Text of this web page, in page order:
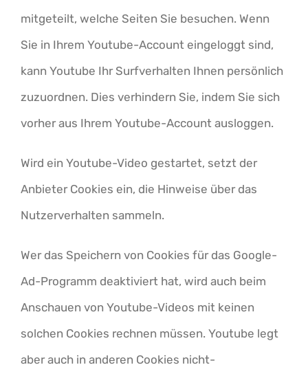
mitgeteilt, welche Seiten Sie besuchen. Wenn
Sie in Ihrem Youtube-Account eingeloggt sind,
kann Youtube Ihr Surfverhalten Ihnen persönlich
zuzuordnen. Dies verhindern Sie, indem Sie sich
vorher aus Ihrem Youtube-Account ausloggen.
Wird ein Youtube-Video gestartet, setzt der
Anbieter Cookies ein, die Hinweise über das
Nutzerverhalten sammeln.
Wer das Speichern von Cookies für das Google-
Ad-Programm deaktiviert hat, wird auch beim
Anschauen von Youtube-Videos mit keinen
solchen Cookies rechnen müssen. Youtube legt
aber auch in anderen Cookies nicht-